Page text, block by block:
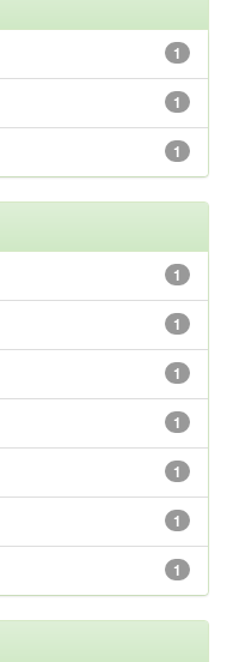
1
1
1
1
1
1
1
1
1
1